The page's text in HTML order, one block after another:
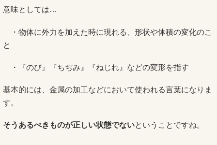
意味としては…
・物体に外力を加えた時に現れる、形状や体積の変化のこ
と
・『のび』『ちぢみ』『ねじれ』などの変形を指す
基本的には、金属の加工などにおいて使われる言葉になりま
す。
そうあるべきものが正しい状態でないということですね。